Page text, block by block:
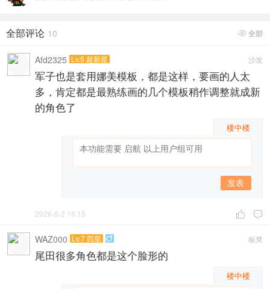
 全部
全部评论 10
沙发
Afd2325 Lv.5 超新星
军子也是套用娜美模板，都是这样，要画的人太
多，肯定都是最熟练画的几个模板稍作调整就成新
的角色了
楼中楼
发表
 
2026-6-2 16:15
板凳
WAZ000 Lv.7 四皇 
尾田很多角色都是这个脸形的
楼中楼